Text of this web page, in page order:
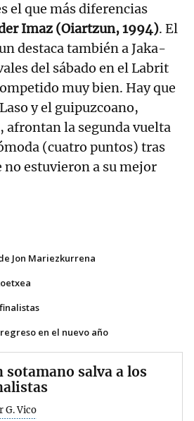
el que más diferencias
Imaz (Oiartzun, 1994). El
destaca también a Jaka-
del sábado en el Labrit
muy bien. Hay que
y el guipuzcoano,
afrontan la segunda vuelta
(cuatro puntos) tras
no estuvieron a su mejor
Jon Mariezkurrena
en el nuevo año
sotamano salva a los
G. Vico